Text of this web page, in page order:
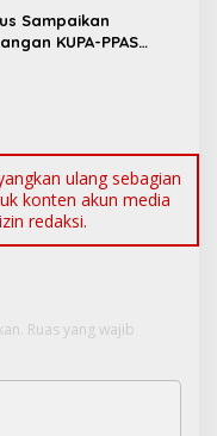
Bersabar
Sampaikan
KUPA-PPAS
ulang sebagian
konten akun media
redaksi.
Ruas yang wajib